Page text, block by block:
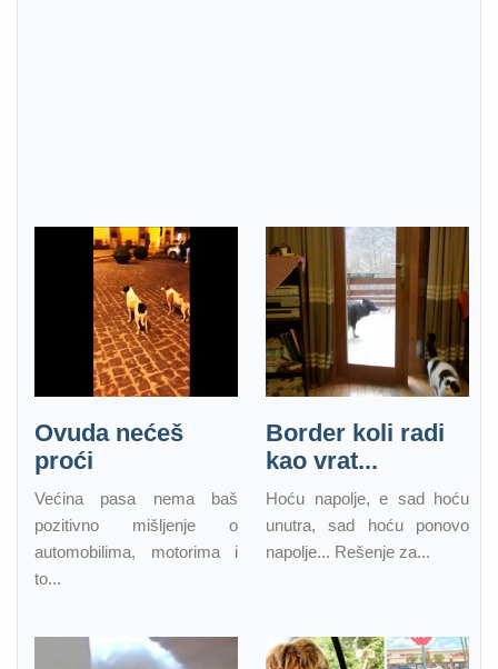
Ovuda nećeš
proći
Većina pasa nema baš
pozitivno mišljenje o
automobilima, motorima i
to...
Border koli radi
kao vrat...
Hoću napolje, e sad hoću
unutra, sad hoću ponovo
napolje... Rešenje za...